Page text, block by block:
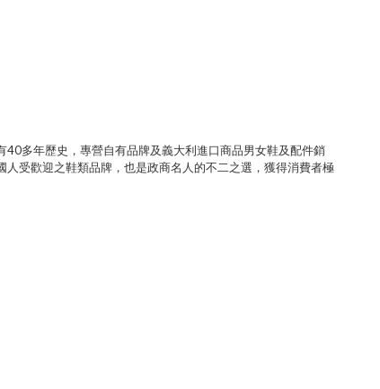
多年歷史，專營自有品牌及義大利進口商品男女鞋及配件銷
受歡迎之鞋類品牌，也是政商名人的不二之選，獲得消費者極